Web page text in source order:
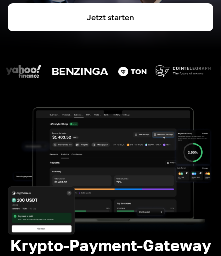
Jetzt starten
Krypto-Payment-Gateway